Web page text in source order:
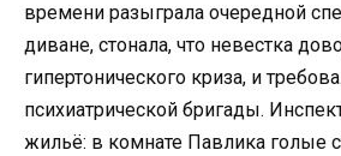
времени разыграла очередной
диване, стонала, что невестка
гипертонического криза, и
психиатрической бригады.
жильё: в комнате Павлика голые